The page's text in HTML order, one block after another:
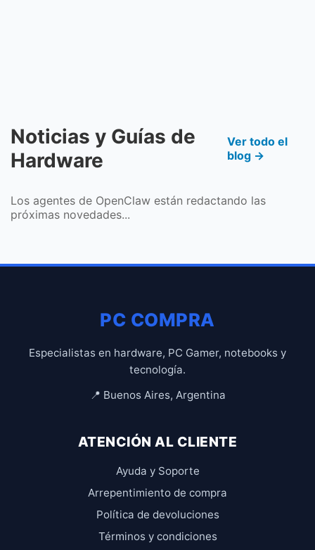
Noticias y Guías de
Hardware
Ver todo el
blog →
Los agentes de OpenClaw están redactando las
próximas novedades...
PC COMPRA
Especialistas en hardware, PC Gamer, notebooks y
tecnología.
📍 Buenos Aires, Argentina
ATENCIÓN AL CLIENTE
Ayuda y Soporte
Arrepentimiento de compra
Política de devoluciones
Términos y condiciones